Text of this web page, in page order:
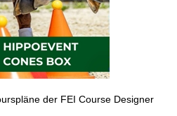
der FEI Course Designer